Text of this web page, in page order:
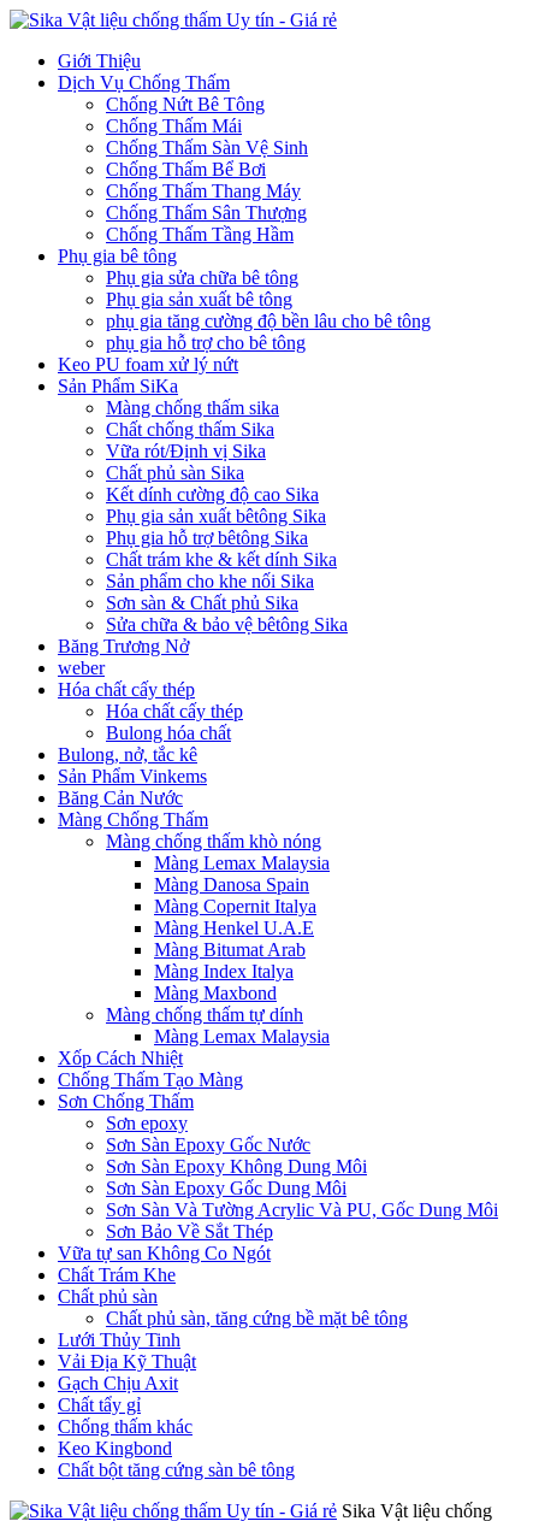
Giới Thiệu
Dịch Vụ Chống Thấm
Chống Nứt Bê Tông
Chống Thấm Mái
Chống Thấm Sàn Vệ Sinh
Chống Thấm Bể Bơi
Chống Thấm Thang Máy
Chống Thấm Sân Thượng
Chống Thấm Tầng Hầm
Phụ gia bê tông
Phụ gia sửa chữa bê tông
Phụ gia sản xuất bê tông
phụ gia tăng cường độ bền lâu cho bê tông
phụ gia hỗ trợ cho bê tông
Keo PU foam xử lý nứt
Sản Phẩm SiKa
Màng chống thấm sika
Chất chống thấm Sika
Vữa rót/Định vị Sika
Chất phủ sàn Sika
Kết dính cường độ cao Sika
Phụ gia sản xuất bêtông Sika
Phụ gia hỗ trợ bêtông Sika
Chất trám khe & kết dính Sika
Sản phẩm cho khe nối Sika
Sơn sàn & Chất phủ Sika
Sửa chữa & bảo vệ bêtông Sika
Băng Trương Nở
weber
Hóa chất cấy thép
Hóa chất cấy thép
Bulong hóa chất
Bulong, nở, tắc kê
Sản Phẩm Vinkems
Băng Cản Nước
Màng Chống Thấm
Màng chống thấm khò nóng
Màng Lemax Malaysia
Màng Danosa Spain
Màng Copernit Italya
Màng Henkel U.A.E
Màng Bitumat Arab
Màng Index Italya
Màng Maxbond
Màng chống thấm tự dính
Màng Lemax Malaysia
Xốp Cách Nhiệt
Chống Thấm Tạo Màng
Sơn Chống Thấm
Sơn epoxy
Sơn Sàn Epoxy Gốc Nước
Sơn Sàn Epoxy Không Dung Môi
Sơn Sàn Epoxy Gốc Dung Môi
Sơn Sàn Và Tường Acrylic Và PU, Gốc Dung Môi
Sơn Bảo Về Sắt Thép
Vữa tự san Không Co Ngót
Chất Trám Khe
Chất phủ sàn
Chất phủ sàn, tăng cứng bề mặt bê tông
Lưới Thủy Tinh
Vải Địa Kỹ Thuật
Gạch Chịu Axit
Chất tẩy gỉ
Chống thấm khác
Keo Kingbond
Chất bột tăng cứng sàn bê tông
Sika Vật liệu chống